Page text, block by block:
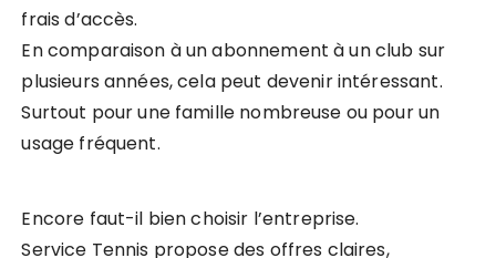
frais d’accès.
En comparaison à un abonnement à un club sur
plusieurs années, cela peut devenir intéressant.
Surtout pour une famille nombreuse ou pour un
usage fréquent.
Encore faut-il bien choisir l’entreprise.
Service Tennis propose des offres claires,